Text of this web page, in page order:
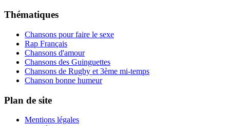
Thématiques
Chansons pour faire le sexe
Rap Français
Chansons d'amour
Chansons des Guinguettes
Chansons de Rugby et 3ème mi-temps
Chanson bonne humeur
Plan de site
Mentions légales